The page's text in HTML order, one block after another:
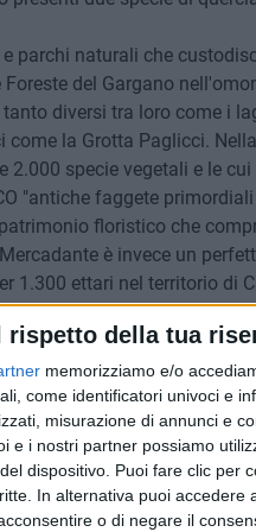
rispetto della tua
memorizziamo e/o
come identificatori univoci e
misurazione di annunci e
e i nostri partner possiamo
dispositivo. Puoi fare clic per
In alternativa puoi
o di negare il
parchi naturali che
del Gargano
diversi tra loro come i
la Grotta Paglicci.
2.000 specie vegetali e le
"antiche faggete
floristico che
è invece un
1.300 ettari nel territorio di
mentre in tempi più
si estende per 1.000
uno splendido
planiziali che ricoprivano il
fuoco ci vorranno fino a 15
Nelle aree bruciate
le attività umane tradizionali